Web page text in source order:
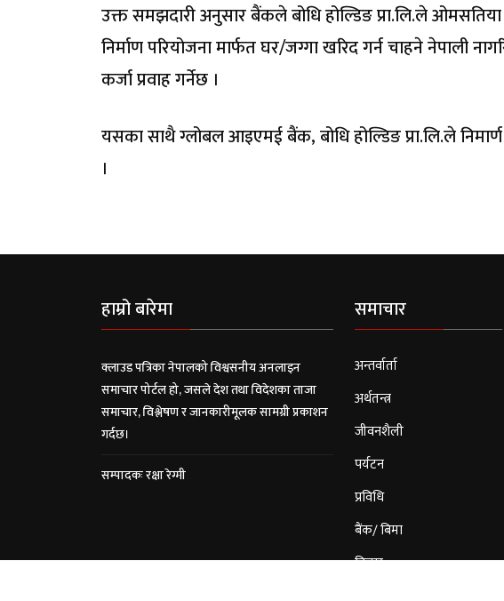
उक्त समझदारी अनुसार बैंकले बोधि होल्डिङ प्रा.लि.ले
निर्माण परियोजना मार्फत घर/जग्गा खरिद गर्न चाहने नेपाली
कर्जा प्रवाह गर्नेछ ।
यसका साथै ग्लोबल आइएमई बैंक, बोधि होल्डिङ प्रा.लि.ले
।
हाम्रो बारेमा
क्लाउड पत्रिका नेपालको विश्वसनीय अनलाइन
समाचार पोर्टल हो, जसले देश तथा विदेशका ताजा
समाचार, विश्लेषण र जानकारीमूलक सामग्री प्रकाशन
गर्दछ।
सम्पादकः रक्षा रेग्मी
समाचार
अन्तर्वार्ता
अर्थतन्त्र
जीवनशैली
पर्यटन
प्रविधि
बैंक/ बिमा
विचार